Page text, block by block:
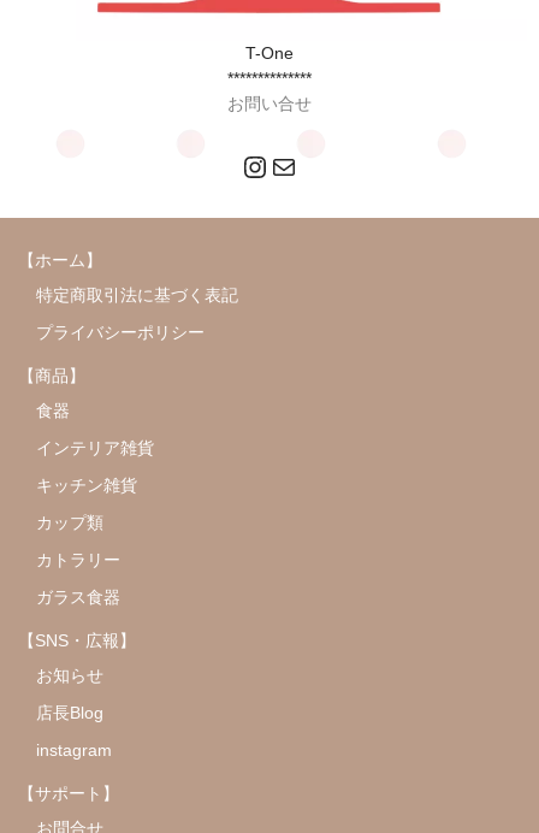
T-One
**************
お問い合せ
Instagram
メール
【ホーム】
特定商取引法に基づく表記
プライバシーポリシー
【商品】
食器
インテリア雑貨
キッチン雑貨
カップ類
カトラリー
ガラス食器
【SNS・広報】
お知らせ
店長Blog
instagram
【サポート】
お問合せ